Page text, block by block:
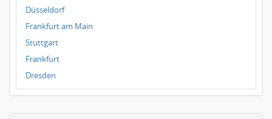
Düsseldorf
Frankfurt am Main
Stuttgart
Frankfurt
Dresden
Magdeburg